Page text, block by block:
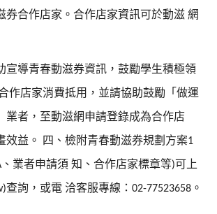
券合作店家。合作店家資訊可於動滋 網
宣導青春動滋券資訊，鼓勵學生積極領
作店家消費抵用，並請協助鼓勵「做運
業者，至動滋網申請登錄成為合作店
效益。
四、檢附青春動滋券規劃方案1
、業者申請須 知、合作店家標章等)可上
查詢，或電 洽客服專線： 02-77523658 。